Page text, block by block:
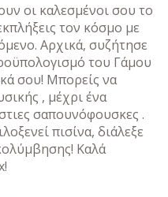
οι καλεσμένοι σου το
τον κόσμο με
Αρχικά, συζήτησε
του Γάμου
σου! Μπορείς να
, μέχρι ένα
σαπουνόφουσκες .
πισίνα, διάλεξε
Καλά